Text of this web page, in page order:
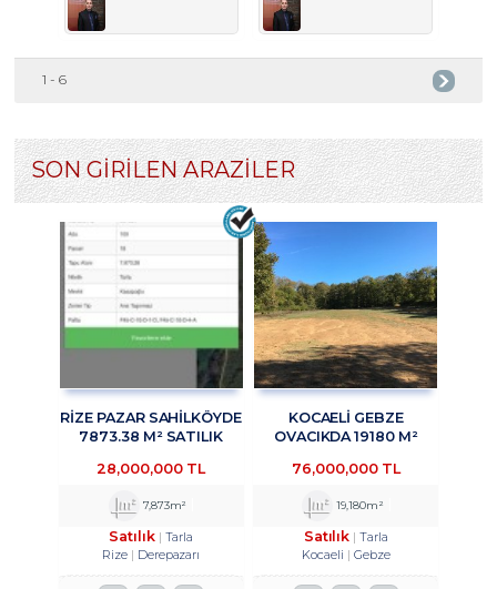
1 - 6
SON GİRİLEN ARAZİLER
RİZE PAZAR SAHİLKÖYDE
7873.38 M² SATILIK
28,000,000 TL
7,873m²
Satılık
Tarla
Rize
Derepazarı
KOCAELİ GEBZE
OVACIKDA 19180 M²
TROYKADAN
76,000,000 TL
19,180m²
Satılık
Tarla
Kocaeli
Gebze